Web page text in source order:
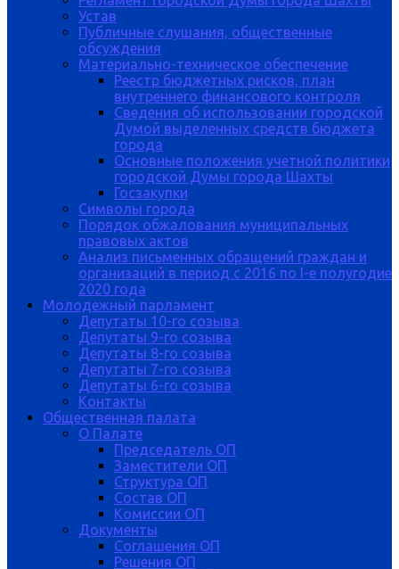
Устав
Публичные слушания, общественные
обсуждения
Материально-техническое обеспечение
Реестр бюджетных рисков, план
внутреннего финансового контроля
Сведения об использовании городской
Думой выделенных средств бюджета
города
Основные положения учетной политики
городской Думы города Шахты
Госзакупки
Символы города
Порядок обжалования муниципальных
правовых актов
Анализ письменных обращений граждан и
организаций в период с 2016 по I-е полугодие
2020 года
Молодежный парламент
Депутаты 10-го созыва
Депутаты 9-го созыва
Депутаты 8-го созыва
Депутаты 7-го созыва
Депутаты 6-го созыва
Контакты
Общественная палата
О Палате
Председатель ОП
Заместители ОП
Структура ОП
Состав ОП
Комиссии ОП
Документы
Соглашения ОП
Решения ОП